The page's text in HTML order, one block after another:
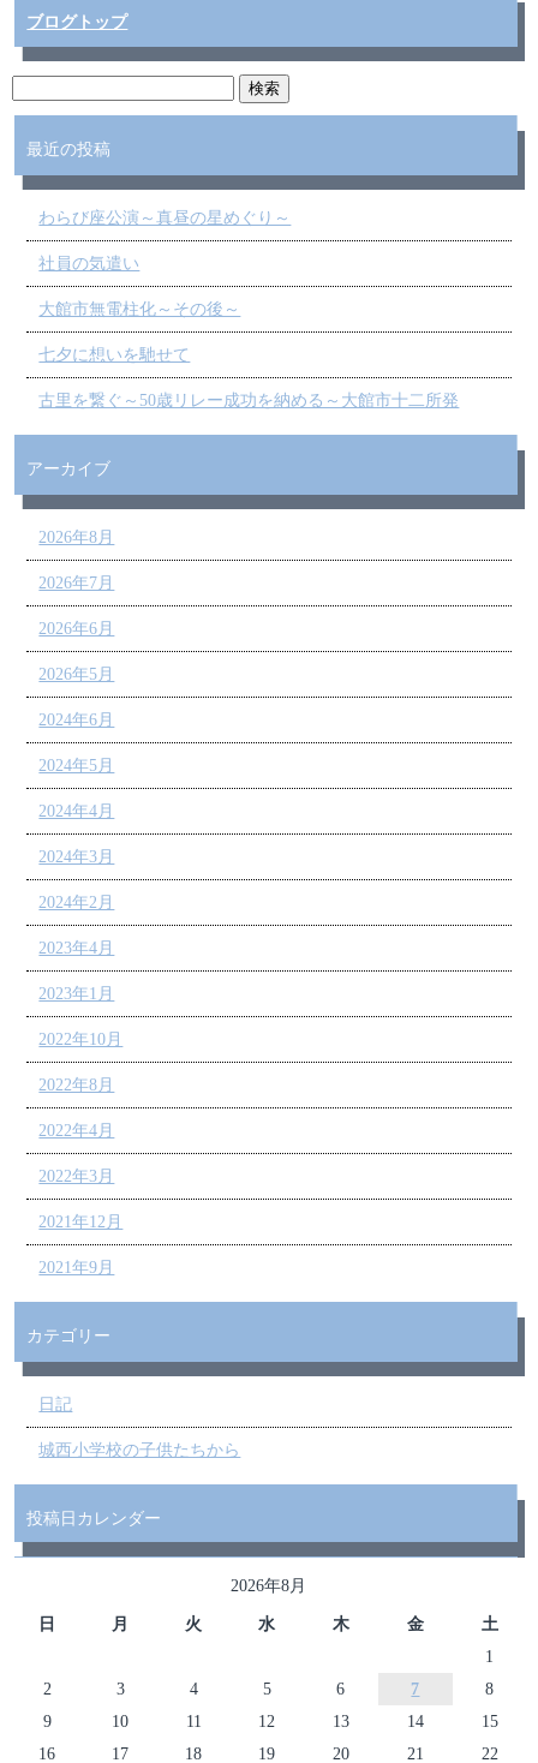
ブログトップ
最近の投稿
わらび座公演～真昼の星めぐり～
社員の気遣い
大館市無電柱化～その後～
七夕に想いを馳せて
古里を繋ぐ～50歳リレー成功を納める～大館市十二所発
アーカイブ
2026年8月
2026年7月
2026年6月
2026年5月
2024年6月
2024年5月
2024年4月
2024年3月
2024年2月
2023年4月
2023年1月
2022年10月
2022年8月
2022年4月
2022年3月
2021年12月
2021年9月
カテゴリー
日記
城西小学校の子供たちから
投稿日カレンダー
2026年8月
日 月 火 水 木 金
土
1
2
3 4 5 6 7
8
9
10 11 12 13 14
15
16
17 18 19 20 21 22